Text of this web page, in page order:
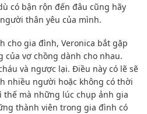
có bận rộn đến đâu cũng hãy
thân yêu của mình.
cho gia đình, Veronica bắt gặp
vợ chồng dành cho nhau.
và ngược lại. Điều này có lẽ sẽ
nhiều người hoặc không có thời
thế mà những lúc chụp ảnh gia
thành viên trong gia đình có